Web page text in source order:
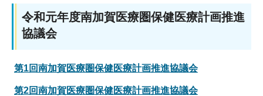
令和元年度南加賀医療圏保健医療計画推進
協議会
第1回南加賀医療圏保健医療計画推進協議会
第2回南加賀医療圏保健医療計画推進協議会